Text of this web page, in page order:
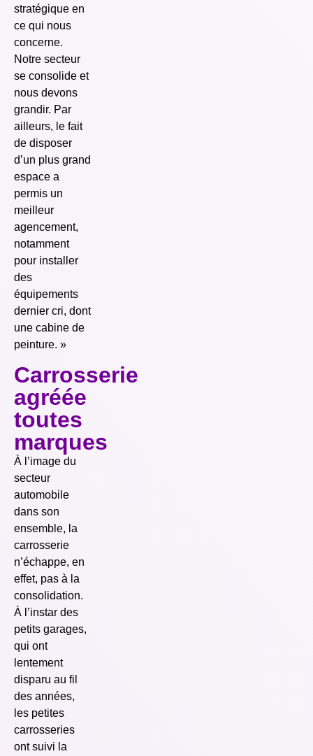
stratégique en
ce qui nous
concerne.
Notre secteur
se consolide et
nous devons
grandir. Par
ailleurs, le fait
de disposer
d’un plus grand
espace a
permis un
meilleur
agencement,
notamment
pour installer
des
équipements
dernier cri, dont
une cabine de
peinture. »
Carrosserie
agréée
toutes
marques
À l’image du
secteur
automobile
dans son
ensemble, la
carrosserie
n’échappe, en
effet, pas à la
consolidation.
À l’instar des
petits garages,
qui ont
lentement
disparu au fil
des années,
les petites
carrosseries
ont suivi la